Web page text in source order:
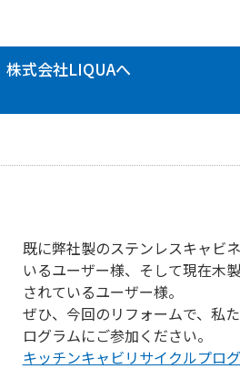
式会社LIQUAへ
既に弊社製のステンレスキャビ
いるユーザー様、そして現在木
されているユーザー様。
ぜひ、今回のリフォームで、私
ログラムにご参加ください。
キッチンキャビリサイクルプロ